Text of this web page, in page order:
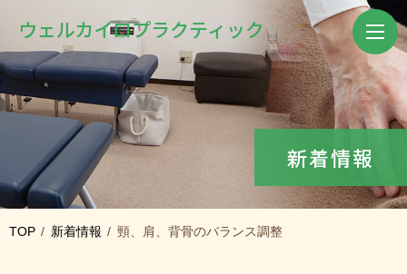
ウェルカイロプラクティック
新着情報
TOP 新着情報 頸、肩、背骨のバランス調整